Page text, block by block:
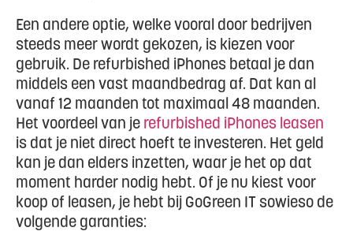
Een andere optie, welke vooral door bedrijven
steeds meer wordt gekozen, is kiezen voor
gebruik. De refurbished iPhones betaal je dan
middels een vast maandbedrag af. Dat kan al
vanaf 12 maanden tot maximaal 48 maanden.
Het voordeel van jerefurbished iPhones leasen
is dat je niet direct hoeft te investeren. Het geld
kan je dan elders inzetten, waar je het op dat
moment harder nodig hebt. Of je nu kiest voor
koop of leasen, je hebt bij GoGreen IT sowieso de
volgende garanties: